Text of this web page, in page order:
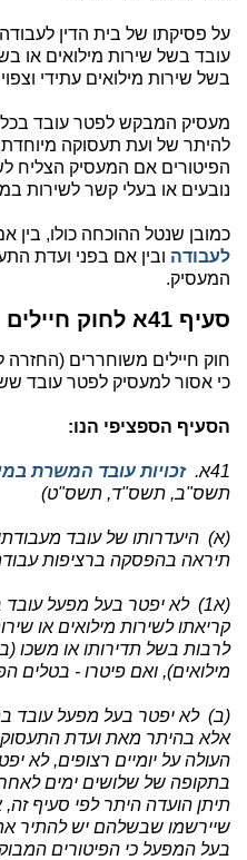
על פסיקתו של בית הדין
בשל שירות מילואים עתידי
מעסיק המבקש לפטר עובד
להיתר של ועת תעסוקה
הפיטורים אם המעסיק הצליח
נובעים או בעלי קשר לשירות
כמובן שנטל ההוכחה כולו, בין
לעבודה ובין אם בפני ועדת
המעסיק.
סעיף 41א לחוק חיילים משוחררים
כי אסור למעסיק לפטר עובד
הסעיף הספציפי הנו:
41א. זכויות עובד המשרת
תשס"ב, תשס"ד, תשס"ט)
(א) היעדרותו של עובד
תיראה בהפסקה ברציפות
(א1) לא יפטר בעל מפעל
קריאתו לשירות מילואים או
לרבות בשל תדירותו או משכו
מילואים), ואם פיטרו - בטלים
(ב) לא יפטר בעל מפעל עובד
אלא בהיתר מאת ועדת התעסוקה;
העולה על יומיים רצופים, לא
בתקופה של שלושים ימים
תיתן הועדה היתר לפי סעיף
שיירשמו שבשלהם יש להתיר
בעל המפעל כי הפיטורים